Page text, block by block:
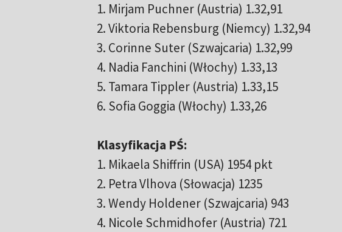
1. Mirjam Puchner (Austria) 1.32,91
2. Viktoria Rebensburg (Niemcy) 1.32,94
3. Corinne Suter (Szwajcaria) 1.32,99
4. Nadia Fanchini (Włochy) 1.33,13
5. Tamara Tippler (Austria) 1.33,15
6. Sofia Goggia (Włochy) 1.33,26
Klasyfikacja PŚ:
1. Mikaela Shiffrin (USA) 1954 pkt
2. Petra Vlhova (Słowacja) 1235
3. Wendy Holdener (Szwajcaria) 943
4. Nicole Schmidhofer (Austria) 721